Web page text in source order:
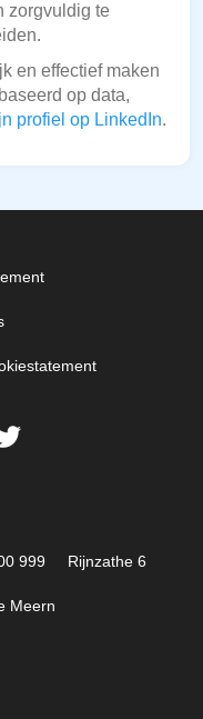
zorgvuldig te
en effectief maken
op data,
profiel op LinkedIn.
999 Rijnzathe 6
Meern